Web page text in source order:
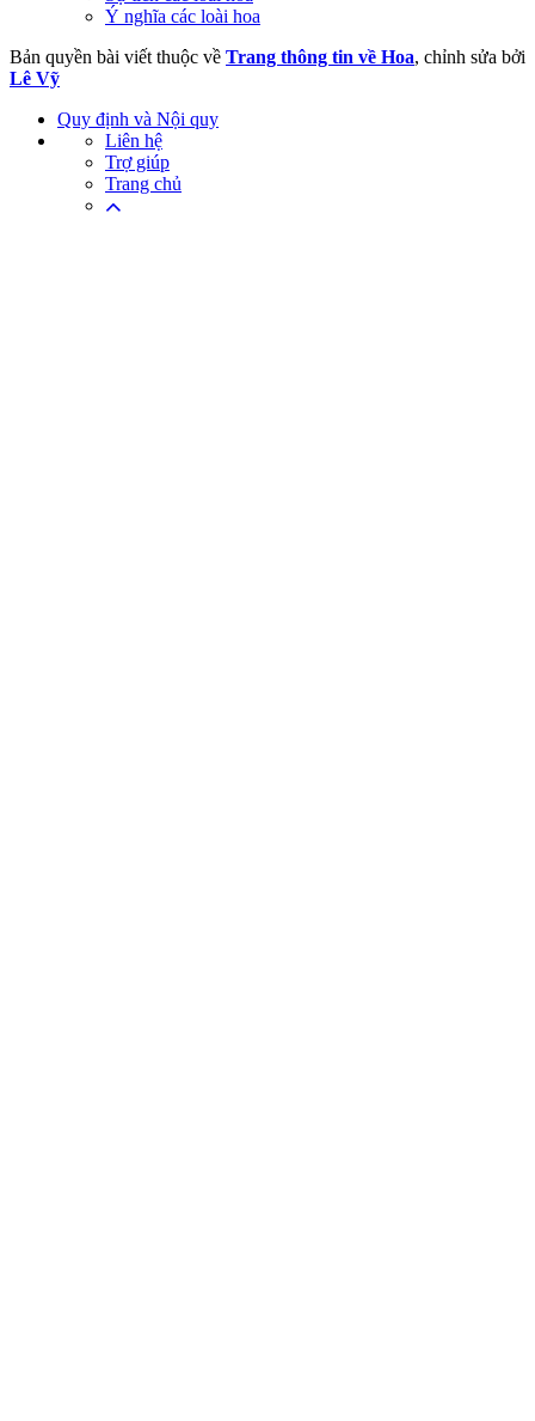
Ý nghĩa các loài hoa
Bản quyền bài viết thuộc về Trang thông tin về Hoa, chỉnh sửa bởi
Lê Vỹ
Quy định và Nội quy
Liên hệ
Trợ giúp
Trang chủ